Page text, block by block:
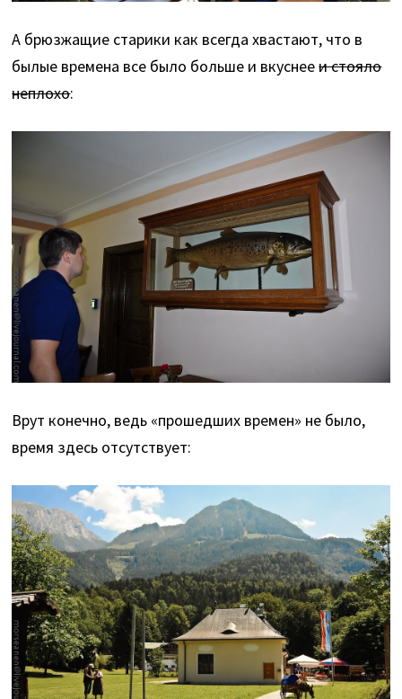
А брюзжащие старики как всегда хвастают, что в
былые времена все было больше и вкуснееи стояло
неплохо:
Врут конечно, ведь «прошедших времен» не было,
время здесь отсутствует: